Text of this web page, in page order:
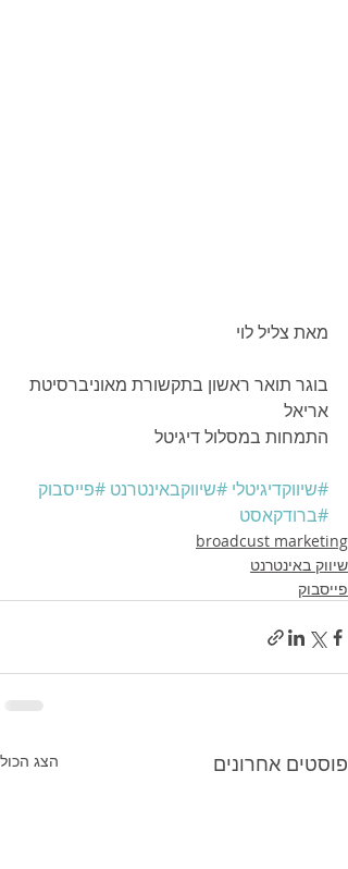
מאת צליל לוי
בוגר תואר ראשון בתקשורת מאוניברסיטת
אריאל
התמחות במסלול דיגיטל
#שיווקדיגיטלי #שיווקבאינטרנט #פייסבוק
#ברודקאסט
broadcust marketing
שיווק באינטרנט
פייסבוק
פוסטים אחרונים הצג הכול